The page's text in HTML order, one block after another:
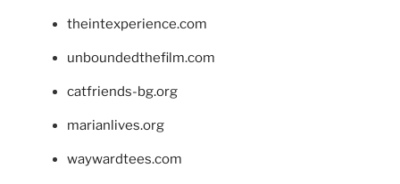
theintexperience.com
unboundedthefilm.com
catfriends-bg.org
marianlives.org
waywardtees.com